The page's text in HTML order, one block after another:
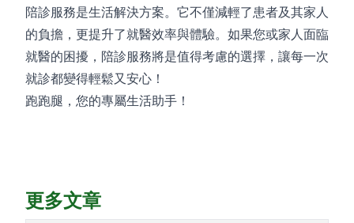
陪診服務是生活解決方案。它不僅減輕了患者及其家人
的負擔，更提升了就醫效率與體驗。如果您或家人面臨
就醫的困擾，陪診服務將是值得考慮的選擇，讓每一次
就診都變得輕鬆又安心！
跑跑腿，您的專屬生活助手！
更多文章